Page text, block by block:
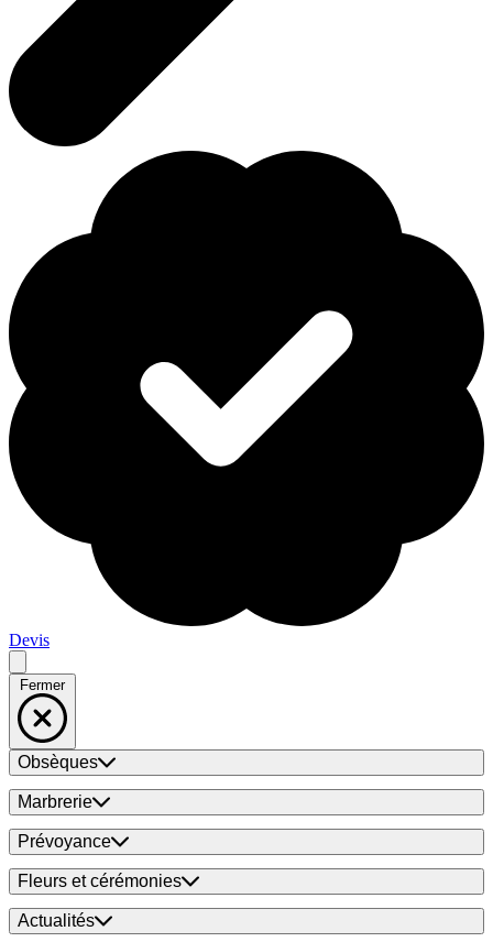
Devis
Fermer
Obsèques
Marbrerie
Prévoyance
Fleurs et cérémonies
Actualités